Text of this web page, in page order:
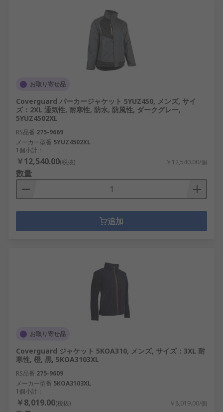
お取り寄せ品
Coverguard パーカージャケット 5YUZ450, メンズ, サイ
ズ：2XL 通気性, 耐寒性, 防水, 防風性, ダークグレー,
5YUZ4502XL
RS品番 275-9669
メーカー型番 5YUZ4502XL
1個小計：
￥12,540.00(税抜) ￥12,540.00/個
数量
追加
お取り寄せ品
Coverguard ジャケット 5KOA310, メンズ, サイズ：3XL 耐
寒性, 橙, 黒, 5KOA3103XL
RS品番 275-9609
メーカー型番 5KOA3103XL
1個小計：
￥8,019.00(税抜) ￥8,019.00/個